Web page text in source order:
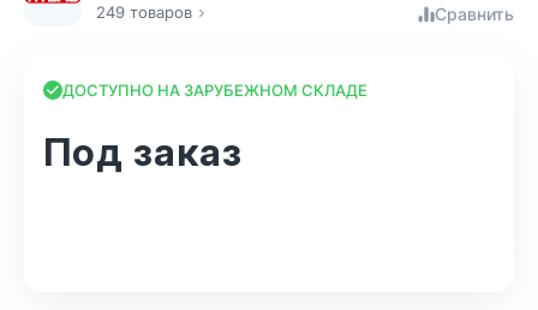
249 товаров Сравнить
ДОСТУПНО НА ЗАРУБЕЖНОМ СКЛАДЕ
Под заказ